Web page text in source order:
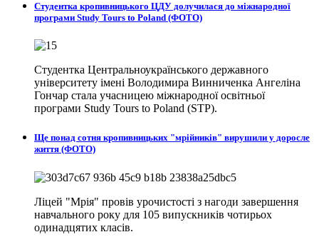
Студентка кропивницького ЦДУ долучилася до міжнародної
програми Study Tours to Poland (ФОТО)
Студентка Центральноукраїнського державного
університету імені Володимира Винниченка Ангеліна
Гончар стала учасницею міжнародної освітньої
програми Study Tours to Poland (STP).
Ще понад сотня кропивницьких "мрійників" вирушили у доросле
життя (ФОТО)
Ліцей "Мрія" провів урочистості з нагоди завершення
навчального року для 105 випускників чотирьох
одинадцятих класів.